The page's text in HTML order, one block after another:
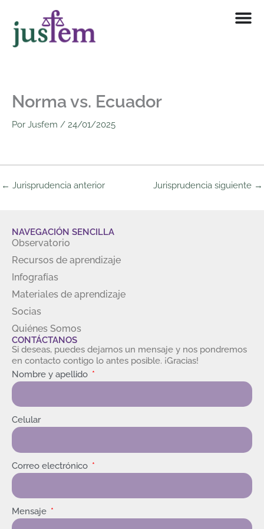
contenido
Norma vs. Ecuador
Por Jusfem / 24/01/2025
← Jurisprudencia anterior Jurisprudencia siguiente →
NAVEGACIÓN SENCILLA
Observatorio
Recursos de aprendizaje
Infografías
Materiales de aprendizaje
Socias
Quiénes Somos
CONTÁCTANOS
Si deseas, puedes dejarnos un mensaje y nos pondremos
en contacto contigo lo antes posible. ¡Gracias!
Nombre y apellido
Celular
Correo electrónico
Mensaje